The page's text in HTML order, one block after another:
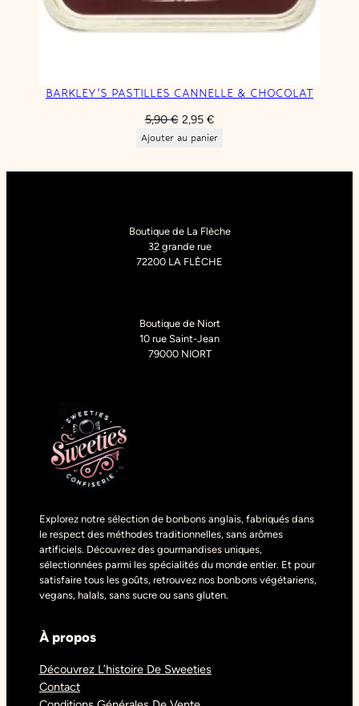
BARKLEY’S PASTILLES CANNELLE & CHOCOLAT
5,90€ Le
prix
était :
2,95 €Le
prix
est :
Ajouter au panier
Boutique de La Flèche
32 grande rue
72200 LA FLÈCHE
Boutique de Niort
10 rue Saint-Jean
79000 NIORT
Explorez notre sélection de bonbons anglais, fabriqués dans
le respect des méthodes traditionnelles, sans arômes
artificiels. Découvrez des gourmandises uniques,
sélectionnées parmi les spécialités du monde entier. Et pour
satisfaire tous les goûts, retrouvez nos bonbons végétariens,
vegans, halals, sans sucre ou sans gluten.
À propos
Découvrez L’histoire De Sweeties
Contact